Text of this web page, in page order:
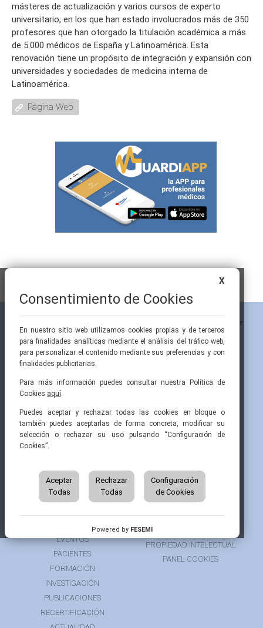
másteres de actualización y varios cursos de experto
universitario, en los que han estado involucrados más de 350
profesores que han otorgado la titulación académica a más
de 5.000 médicos de España y Latinoamérica. Esta
renovación tiene un propósito de integración y expansión con
universidades y sociedades de medicina interna de
Latinoamérica.
Página Web
Pintor Ribera, 3
28016 Madrid
91 519 70 80
91 519 70 81
semi@fesemi.org
femi@fesemi.org
ÁREA DE SOCIO
GRUPOS DE TRABAJO
EVENTOS
PACIENTES
FORMACIÓN
INVESTIGACIÓN
PUBLICACIONES
RECERTIFICACIÓN
AVISO LEGAL
AVISO PARA PACIENTES
FINANCIACIÓN
POLÍTICA DE COOKIES
PROPIEDAD INTELECTUAL
PANEL COOKIES
X
Consentimiento de Cookies
En nuestro sitio web utilizamos cookies propias y de terceros
para finalidades analíticas mediante el análisis del tráfico web,
para personalizar el contenido mediante sus preferencias y con
finalidades publicitarias.
Para más información puedes consultar nuestra Política de
Cookies aquí.
Puedes aceptar y rechazar todas las cookies en bloque o
también puedes aceptarlas de forma concreta, modificar su
selección o rechazar su uso pulsando “Configuración de
Cookies”.
Aceptar
Todas
Rechazar
Todas
Configuración
de Cookies
Powered by FESEMI